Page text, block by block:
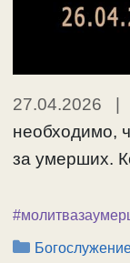
27.04.2026
необходимо,
за умерших.
Рубрики